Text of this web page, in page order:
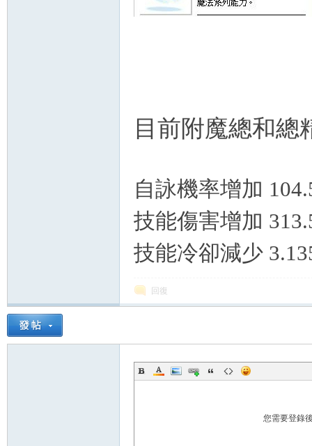
目前附魔總和總
自詠機率增加
技能傷害增加
技能冷卻減少
回復
您需要登錄